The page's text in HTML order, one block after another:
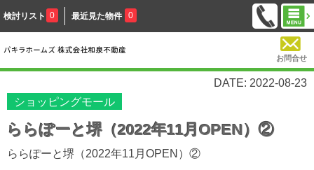
検討リスト 0 最近見た物件 0
お問合せ
DATE: 2022-08-23
ショッピングモール
ららぽーと堺（2022年11月OPEN）②
ららぽーと堺（2022年11月OPEN）②